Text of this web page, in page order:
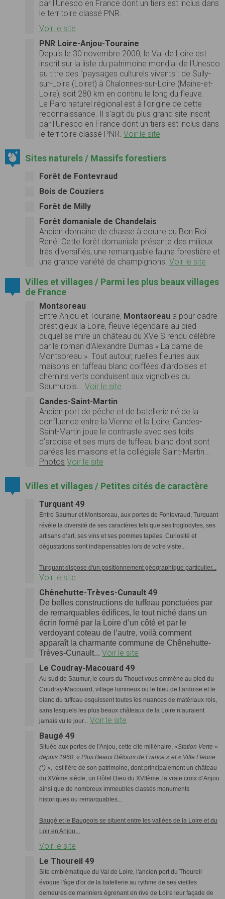
par l'Unesco en France dont un tiers est inclus dans
le territoire classé PNR.
Voir le site
PNR Loire-Anjou-Touraine
Depuis le 30 novembre 2000, le Val de Loire est
inscrit sur la liste du patrimoine mondial de l'Unesco
au titre des "paysages culturels vivants": de Sully-
sur-Loire (Loiret) à Chalonnes-sur-Loire (Maine-et-
Loire), soit 280 km en continu le long du fleuve.
Le Parc naturel régional est à l'origine de cette
reconnaissance. Il s'agit du plus grand site inscrit
par l'Unesco en France dont un tiers est inclus dans
le territoire classé PNR. Voir le site
Sites naturels / Massifs forestiers
Forêt de Fontevraud
Bois de Couziers
Forêt de Milly
Forêt domaniale de Chandelais
Ancien domaine de chasse à courre du Bon Roi
René. Cette forêt domaniale présente des milieux
très diversifiés, une remarquable faune forestière et
une grande variété de champignons. Voir le site
Villes et villages / Parmi les plus beaux villages
de France
Montsoreau
Entre Anjou et Touraine, Montsoreau a pour cadre
prestigieux la Loire, fleuve légendaire au pied
duquel se mire un château du XVe S rendu célèbre
par le roman d’Alexandre Dumas « La dame de
Montsoreau ». Tout autour, ruelles fleuries aux
maisons en tuffeau blanc coiffées d’ardoises et
chemins verts conduisent aux vignobles du
Saumurois... Voir le site
Candes-Saint-Martin
Ancien port de pêche et de batellerie né de la
confluence entre la Vienne et la Loire, Candes-
Saint-Martin joue le contraste avec ses toits
d’ardoise et ses murs de tuffeau blanc dont sont
parées les maisons et la collégiale Saint-Martin...
Photos Voir le site
Villes et villages / Petites cités de caractère
Turquant 49
Entre Saumur et Montsoreau, aux portes de Fontevraud, Turquant
révèle la diversité de ses caractères tels que ses troglodytes, ses
artisans d’art, ses vins et ses pommes tapées. Curiosité et
dégustations sont indispensables lors de votre visite...
Turquant dispose d'un positionnement géographique particulier...
Voir le site
Chênehutte-Trèves-Cunault 49
De belles constructions de tuffeau ponctuées par
de remarquables édifices, le tout niché dans un
écrin formé par la Loire d’un côté et par le
verdoyant coteau de l’autre, voilà comment
apparaît la charmante commune de Chênehutte-
Trèves-Cunault... Voir le site
Le Coudray-Macouard 49
Au sud de Saumur, le cours du Thouet vous emmène au pied du
Coudray-Macouard, village lumineux ou le bleu de l’ardoise et le
blanc du tuffeau esquissent toutes les nuances de matériaux rois,
sans lesquels les plus beaux châteaux de la Loire n’auraient
jamais vu le jour... Voir le site
Baugé 49
Située aux portes de l'Anjou, cette cité millénaire, «Station Verte »
depuis 1960, « Plus Beaux Détours de France » et « Ville Fleurie
(*) », est fière de son patrimoine, dont principalement un château
du XVème siècle, un Hôtel Dieu du XVIIème, la vraie croix d’Anjou
ainsi que de nombreux immeubles classés monuments
historiques ou remarquables...
Baugé et le Baugeois se situent entre les vallées de la Loire et du
Loir en Anjou...
Voir le site
Le Thoureil 49
Site emblématique du Val de Loire, l'ancien port du Thoureil
évoque l'âge d'or de la batellerie au rythme de ses vieilles
demeures de mariniers égrenant en rive de Loire leur façade de